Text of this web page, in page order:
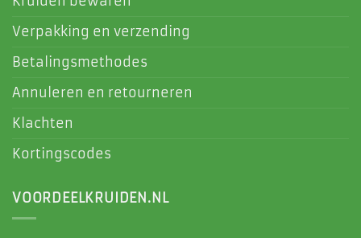
Verpakking en verzending
Betalingsmethodes
Annuleren en retourneren
Klachten
Kortingscodes
VOORDEELKRUIDEN.NL